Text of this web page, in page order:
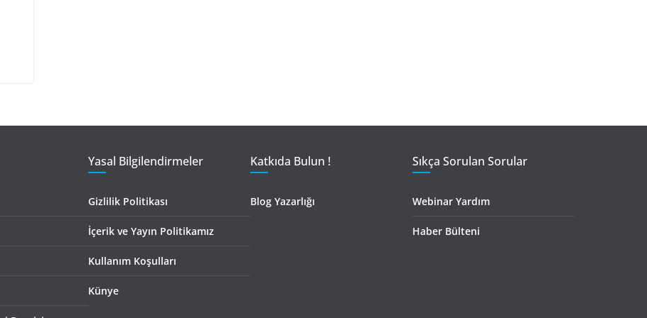
Yasal Bilgilendirmeler
Gizlilik Politikası
İçerik ve Yayın Politikamız
Kullanım Koşulları
Künye
Katkıda Bulun !
Blog Yazarlığı
Sıkça Sorulan Sorular
Webinar Yardım
Haber Bülteni